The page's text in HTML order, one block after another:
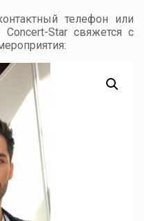
телефон или
Star свяжется с